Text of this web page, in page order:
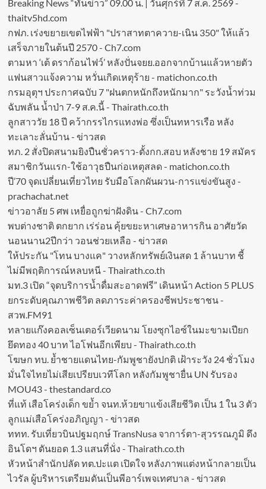
Breaking News “ทันข่าว” 09.00 น. | วันศุกร์ที่ 7 ส.ค. 2569 -
thaitv5hd.com
กฟภ. เร่งขยายเขตไฟฟ้า "ปราสาทตาควาย-เนิน 350" ให้แล้ว
เสร็จภายในต้นปี 2570 - Ch7.com
ตามหา ‘เต้ ดราก้อนไฟว์’ หลังปั่นจยย.ออกจากบ้านแล้วหายตัว
แฟนสาวแจ้งความ หวั่นเกิดเหตุร้าย - matichon.co.th
กรมอุตุฯ ประกาศฉบับ 7 "ฝนตกหนักถึงหนักมาก" ระวังน้ำท่วม
ฉับพลัน น้ำป่า 7-9 ส.ค.นี้ - Thairath.co.th
ลูกสาววัย 18 ปี คว้ากรรไกรแทงพ่อ ซึ่งเป็นทหารเรือ หลัง
ทะเลาะลั่นบ้าน - ข่าวสด
ทภ. 2 สั่งปิดสนามยิงปืนชั่วคราว-ตั้งกก.สอบ หลังชาย 19 สมัคร
สมาชิกวันแรก-ใช้อาวุธปืนก่อเหตุสลด - matichon.co.th
ปี’70 จุดเปลี่ยนเที่ยวไทย รับมือโลกผันผวน-การแข่งขันสูง -
prachachat.net
ข่าวอาลัย 5 ศพ เหยื่อถูกฆ่าฝังดิน - Ch7.com
พบต่างชาติ ตกยาก เร่ร่อน คุ้ยขยะหาเศษอาหารกิน อาศัยวัด
นอนนาน2ปีกว่า วอนช่วยเหลือ - ข่าวสด
ให้ประกัน "โทน บางแค" วางหลักทรัพย์เงินสด 1 ล้านบาท ชี้
ไม่มีพฤติการณ์หลบหนี - Thairath.co.th
มท.3 เปิด “จุดบริการน้ำดื่มสะอาดฟรี” เดินหน้า Action 5 PLUS
ยกระดับคุณภาพชีวิต ลดภาระค่าครองชีพประชาชน -
สวพ.FM91
ทลายแก๊งคอลเซ็นเตอร์เวียดนาม โยงซุกไอซ์ในมะขามเปียก
ยึดทอง 40 บาท ไอโฟนอีกเพียบ - Thairath.co.th
โฆษก ทบ. ย้ำชายแดนไทย-กัมพูชายังปกติ เฝ้าระวัง 24 ชั่วโมง
มั่นใจไทยไม่เสียเปรียบเวทีโลก หลังกัมพูชายื่น UN รับรอง
MOU43 - thestandard.co
ที่แท้ เสือโคร่งเด็ก ขย้ำ จนท.ห้วยขาแข้งเสียชีวิต เป็น 1 ใน 3 ตัว
ลูกแม่เสือโคร่งอภิญญา - ข่าวสด
ททท. รับเที่ยวบินปฐมฤกษ์ TransNusa จาการ์ตา-สุวรรณภูมิ ดึง
อินโดฯ ดันยอด 1.3 แสนที่นั่ง - Thairath.co.th
หัวหน้าสำนักปลัด ทต.ปะแต เปิดใจ หลังภาพแต่งหน้ากลายเป็น
ไวรัล ผู้บริหารเตรียมดันเป็นพีอาร์เพจเทศบาล - ข่าวสด